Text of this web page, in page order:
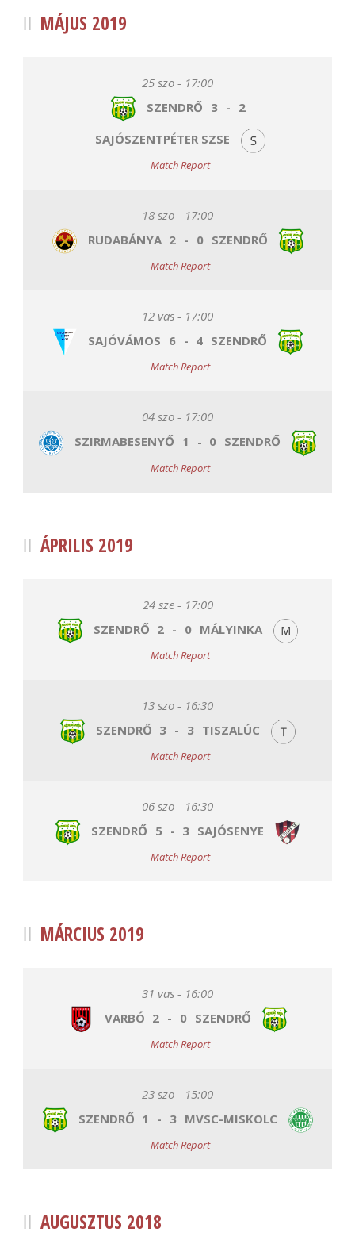
MÁJUS 2019
25 szo - 17:00
SZENDRŐ 3 - 2
SAJÓSZENTPÉTER SZSE
Match Report
18 szo - 17:00
RUDABÁNYA 2 - 0 SZENDRŐ
Match Report
12 vas - 17:00
SAJÓVÁMOS 6 - 4 SZENDRŐ
Match Report
04 szo - 17:00
SZIRMABESENYŐ 1 - 0 SZENDRŐ
Match Report
ÁPRILIS 2019
24 sze - 17:00
SZENDRŐ 2 - 0 MÁLYINKA
Match Report
13 szo - 16:30
SZENDRŐ 3 - 3 TISZALÚC
Match Report
06 szo - 16:30
SZENDRŐ 5 - 3 SAJÓSENYE
Match Report
MÁRCIUS 2019
31 vas - 16:00
VARBÓ 2 - 0 SZENDRŐ
Match Report
23 szo - 15:00
SZENDRŐ 1 - 3 MVSC-MISKOLC
Match Report
AUGUSZTUS 2018